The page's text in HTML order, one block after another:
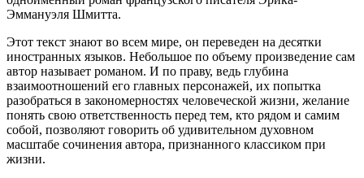
Эммануэля Шмитта.
Этот текст знают во всем мире, он переведен на десятки
иностранных языков. Небольшое по объему произведение сам
автор называет романом. И по праву, ведь глубина
взаимоотношений его главных персонажей, их попытка
разобраться в закономерностях человеческой жизни, желание
понять свою ответственность перед тем, кто рядом и самим
собой, позволяют говорить об удивительном духовном
масштабе сочинения автора, признанного классиком при
жизни.